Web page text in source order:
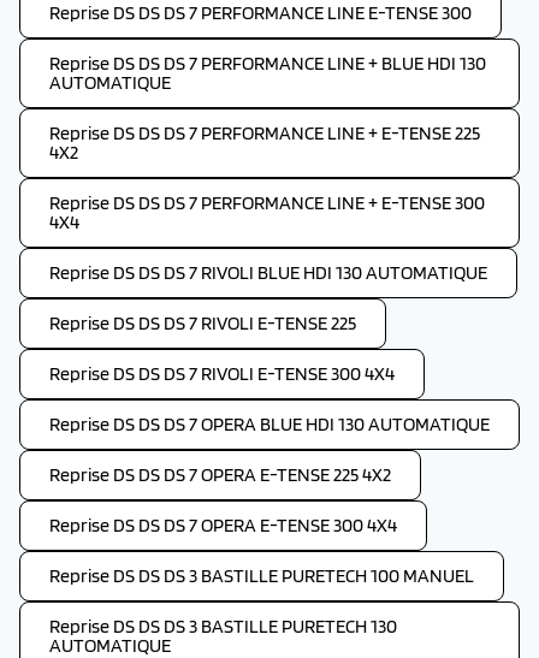
Reprise DS DS DS 7 PERFORMANCE LINE E-TENSE 300
Reprise DS DS DS 7 PERFORMANCE LINE + BLUE HDI 130
AUTOMATIQUE
Reprise DS DS DS 7 PERFORMANCE LINE + E-TENSE 225
4X2
Reprise DS DS DS 7 PERFORMANCE LINE + E-TENSE 300
4X4
Reprise DS DS DS 7 RIVOLI BLUE HDI 130 AUTOMATIQUE
Reprise DS DS DS 7 RIVOLI E-TENSE 225
Reprise DS DS DS 7 RIVOLI E-TENSE 300 4X4
Reprise DS DS DS 7 OPERA BLUE HDI 130 AUTOMATIQUE
Reprise DS DS DS 7 OPERA E-TENSE 225 4X2
Reprise DS DS DS 7 OPERA E-TENSE 300 4X4
Reprise DS DS DS 3 BASTILLE PURETECH 100 MANUEL
Reprise DS DS DS 3 BASTILLE PURETECH 130
AUTOMATIQUE